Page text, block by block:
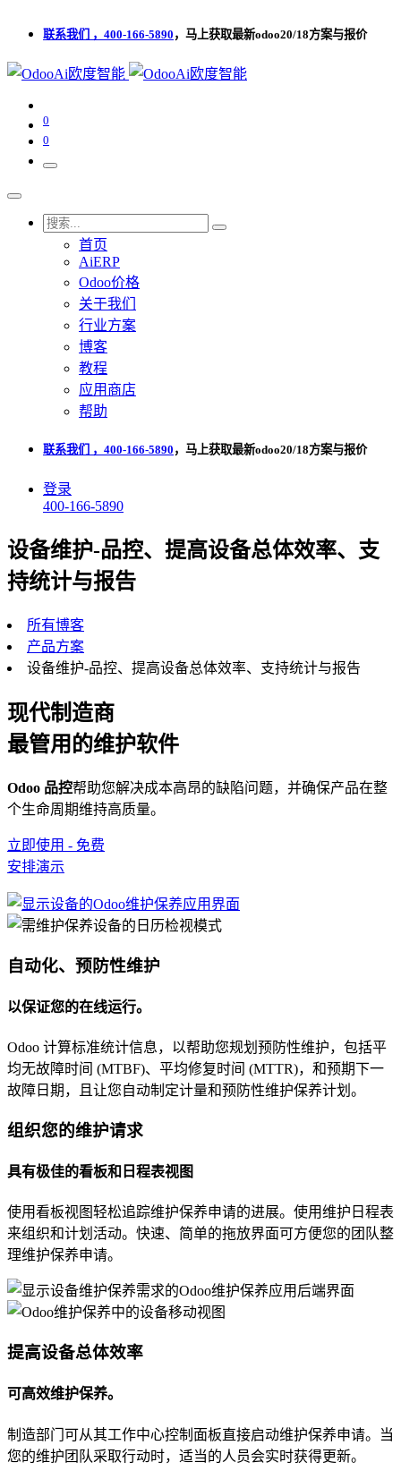
联系我们 ，400-166-5890 ，马上获取最新odoo20/18方案与报价
0
0
首页
AiERP
Odoo价格
关于我们
行业方案
博客
教程
应用商店
帮助
联系我们 ，400-166-5890 ，马上获取最新odoo20/18方案与报价
登录
400-166-5890
设备维护-品控、提高设备总体效率、支
持统计与报告
所有博客
产品方案
设备维护-品控、提高设备总体效率、支持统计与报告
现代制造商
最管用的维护软件
Odoo 品控帮助您解决成本高昂的缺陷问题，并确保产品在整
个生命周期维持高质量。
立即使用 - 免费
安排演示
自动化、预防性维护
以保证您的在线运行。
Odoo 计算标准统计信息，以帮助您规划预防性维护，包括平
均无故障时间 (MTBF)、平均修复时间 (MTTR)，和预期下一
故障日期，且让您自动制定计量和预防性维护保养计划。
组织您的维护请求
具有极佳的看板和日程表视图
使用看板视图轻松追踪维护保养申请的进展。使用维护日程表
来组织和计划活动。快速、简单的拖放界面可方便您的团队整
理维护保养申请。
提高设备总体效率
可高效维护保养。
制造部门可从其工作中心控制面板直接启动维护保养申请。当
您的维护团队采取行动时，适当的人员会实时获得更新。